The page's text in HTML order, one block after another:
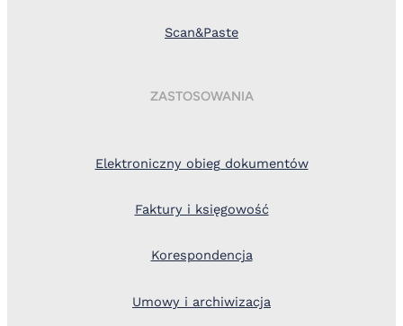
Scan&Paste
ZASTOSOWANIA
Elektroniczny obieg dokumentów
Faktury i księgowość
Korespondencja
Umowy i archiwizacja